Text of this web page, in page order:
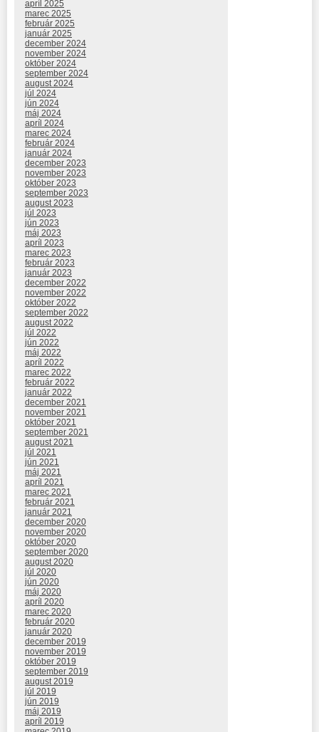
apríl 2025
marec 2025
február 2025
január 2025
december 2024
november 2024
október 2024
september 2024
august 2024
júl 2024
jún 2024
máj 2024
apríl 2024
marec 2024
február 2024
január 2024
december 2023
november 2023
október 2023
september 2023
august 2023
júl 2023
jún 2023
máj 2023
apríl 2023
marec 2023
február 2023
január 2023
december 2022
november 2022
október 2022
september 2022
august 2022
júl 2022
jún 2022
máj 2022
apríl 2022
marec 2022
február 2022
január 2022
december 2021
november 2021
október 2021
september 2021
august 2021
júl 2021
jún 2021
máj 2021
apríl 2021
marec 2021
február 2021
január 2021
december 2020
november 2020
október 2020
september 2020
august 2020
júl 2020
jún 2020
máj 2020
apríl 2020
marec 2020
február 2020
január 2020
december 2019
november 2019
október 2019
september 2019
august 2019
júl 2019
jún 2019
máj 2019
apríl 2019